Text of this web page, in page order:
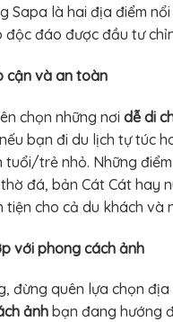
Sapa là hai địa điểm
độc đáo được đầu tư
cận và an toàn
chọn những nơi dễ di
bạn đi du lịch tự túc
tuổi/trẻ nhỏ. Những
đá, bản Cát Cát hay
tiện cho cả du khách và
với phong cách ảnh
đừng quên lựa chọn
ảnh bạn đang hướng